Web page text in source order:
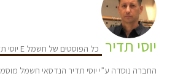
יוסי תדיר כל הפוסטים של חשמל E יוסי תדיר